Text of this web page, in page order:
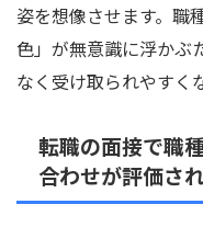
姿を想像させます。職
色」が無意識に浮かぶ
なく受け取られやすく
転職の面接で職
合わせが評価さ